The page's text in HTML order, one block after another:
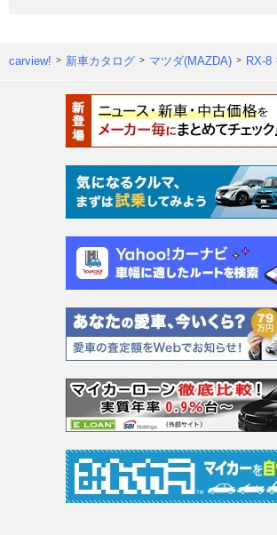
carview! 新車カタログ マツダ(MAZDA) RX-8